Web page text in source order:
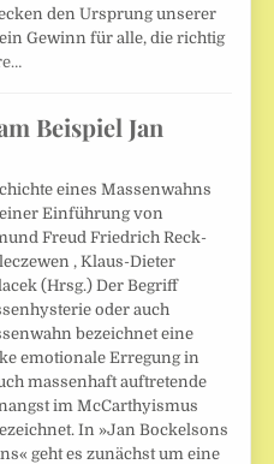
den Ursprung unserer
Gewinn für alle, die richtig
Beispiel Jan
eines Massenwahns
Einführung von
Freud Friedrich Reck-
, Klaus-Dieter
(Hrsg.) Der Begriff
oder auch
bezeichnet eine
emotionale Erregung in
massenhaft auftretende
im McCarthyismus
In »Jan Bockelsons
geht es zunächst um eine